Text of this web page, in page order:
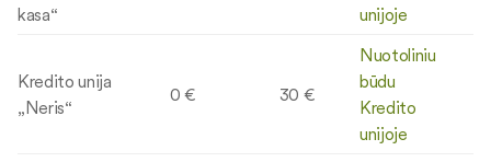
kasa“
unijoje
Kredito unija
„Neris“
0 € 30 €
Nuotoliniu
būdu
Kredito
unijoje